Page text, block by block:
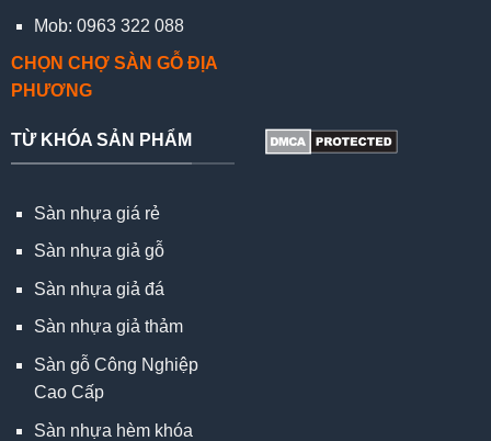
Mob: 0963 322 088
CHỌN CHỢ SÀN GỖ ĐỊA
PHƯƠNG
TỪ KHÓA SẢN PHẨM
Sàn nhựa giá rẻ
Sàn nhựa giả gỗ
Sàn nhựa giả đá
Sàn nhựa giả thảm
Sàn gỗ Công Nghiệp
Cao Cấp
Sàn nhựa hèm khóa